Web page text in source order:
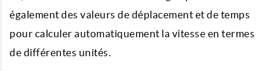
également des valeurs de déplacement et de temps
pour calculer automatiquement la vitesse en termes
de différentes unités.